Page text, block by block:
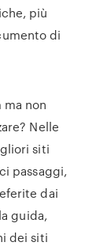
più
di
non
Nelle
siti
passaggi,
dai
guida,
dei siti